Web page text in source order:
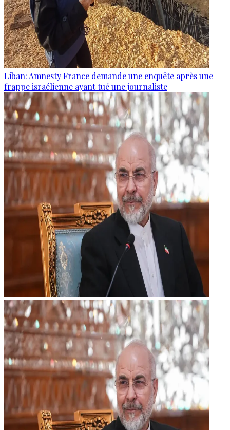
Liban: Amnesty France demande une enquête après une
frappe israélienne ayant tué une journaliste